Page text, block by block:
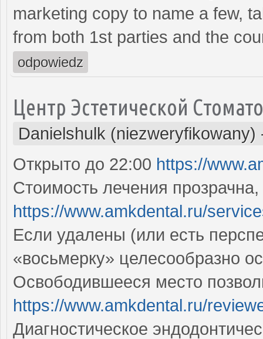
marketing copy to name a few,
from both 1st parties and the
odpowiedz
Центр Эстетической
Danielshulk (niezweryfikowany)
Открыто до 22:00 https://
Стоимость лечения
https://www.amkdental.ru/
Если удалены (или есть
«восьмерку» целесообразно
Освободившееся место
https://www.amkdental.ru/
Диагностическое